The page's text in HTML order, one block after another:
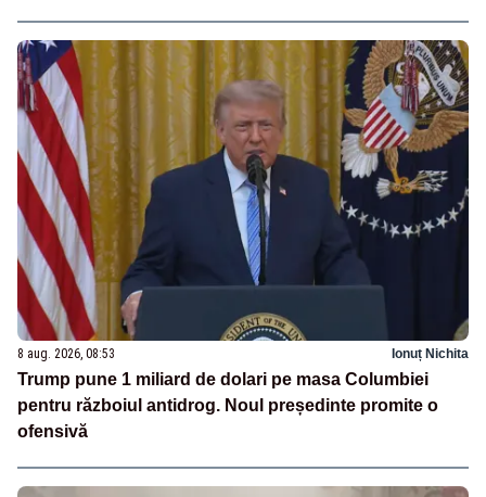
8 aug. 2026, 08:53 Ionuț Nichita
Trump pune 1 miliard de dolari pe masa Columbiei
pentru războiul antidrog. Noul președinte promite o
ofensivă